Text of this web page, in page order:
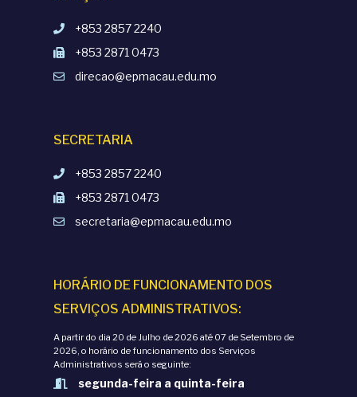
+853 2857 2240
+853 2871 0473
direcao@epmacau.edu.mo
SECRETARIA
+853 2857 2240
+853 2871 0473
secretaria@epmacau.edu.mo
HORÁRIO DE FUNCIONAMENTO DOS
SERVIÇOS ADMINISTRATIVOS:
A partir do dia 20 de Julho de 2026 até 07 de Setembro de
2026, o horário de funcionamento dos Serviços
Administrativos será o seguinte:
segunda-feira a quinta-feira